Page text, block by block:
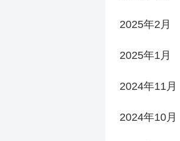
2025年2月
2025年1月
2024年11月
2024年10月